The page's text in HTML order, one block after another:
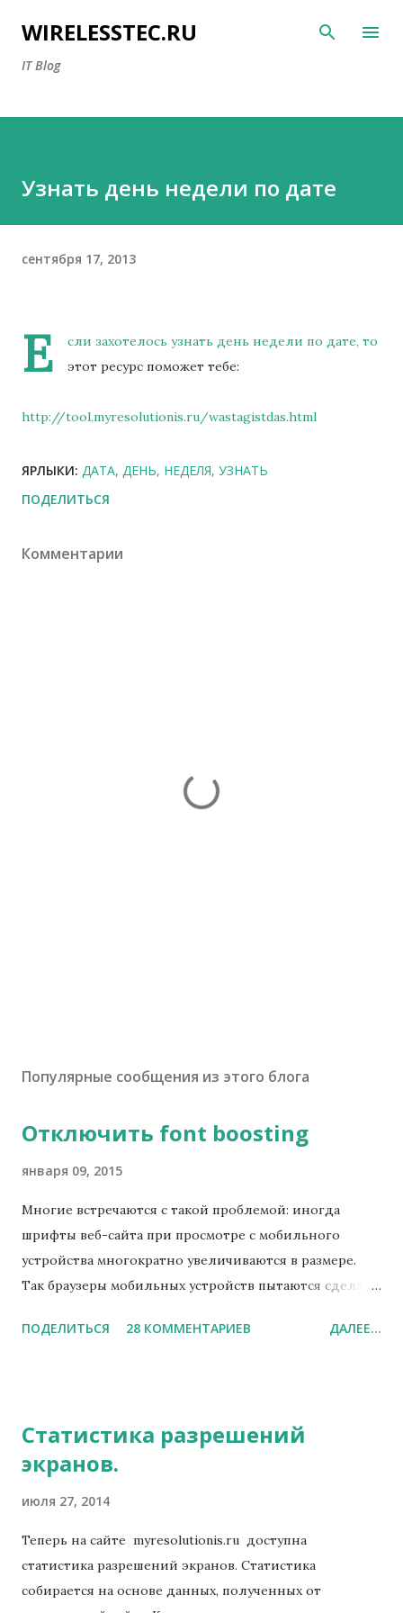
К основному контенту
WIRELESSTEC.RU
IT Blog
Узнать день недели по дате
сентября 17, 2013
Е
сли захотелось узнать день недели по дате, то
этот ресурс поможет тебе:
http://tool.myresolutionis.ru/wastagistdas.html
ЯРЛЫКИ: ДАТА ДЕНЬ НЕДЕЛЯ УЗНАТЬ
ПОДЕЛИТЬСЯ
Комментарии
Популярные сообщения из этого блога
Отключить font boosting
января 09, 2015
Многие встречаются с такой проблемой: иногда
шрифты веб-сайта при просмотре с мобильного
устройства многократно увеличиваются в размере.
Так браузеры мобильных устройств пытаются сделать
неудобнее для разработчиков.
ПОДЕЛИТЬСЯ 28 КОММЕНТАРИЕВ ДАЛЕЕ...
Статистика разрешений
экранов.
июля 27, 2014
Теперь на сайте myresolutionis.ru доступна
статистика разрешений экранов. Статистика
собирается на основе данных, полученных от